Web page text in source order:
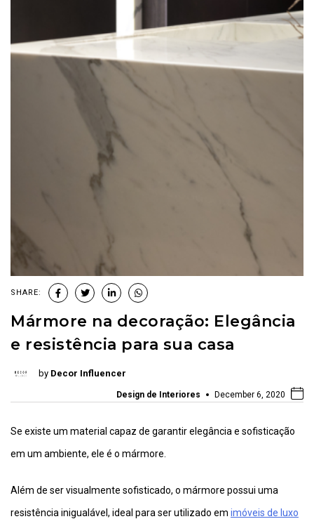
SHARE:
Mármore na decoração: Elegância
e resistência para sua casa
by Decor Influencer
Design de Interiores December 6, 2020
Se existe um material capaz de garantir elegância e sofisticação
em um ambiente, ele é o mármore.
Além de ser visualmente sofisticado, o mármore possui uma
resistência inigualável, ideal para ser utilizado em imóveis de luxo